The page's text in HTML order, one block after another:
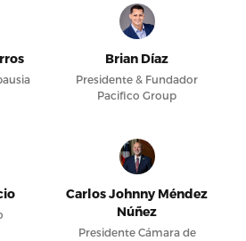
Brian Díaz
Presidente & Fundador
Pacifico Group
Carlos Johnny Méndez
Núñez
Presidente Cámara de